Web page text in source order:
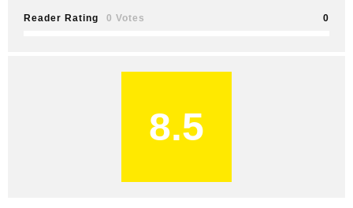
Reader Rating 0 Votes 0
8.5